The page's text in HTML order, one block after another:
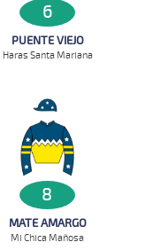
6
PUENTE VIEJO
Haras Santa Mariana
8
MATE AMARGO
Mi Chica Mañosa